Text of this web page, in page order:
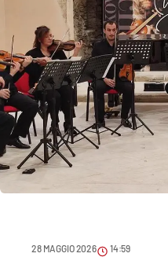
Italia Mondo
Sanità
Sport
Cultura
Podcast
28 MAGGIO 2026 14:59